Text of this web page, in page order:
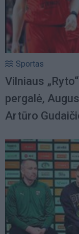
Sportas
Vilniaus
pergalė,
Artūro